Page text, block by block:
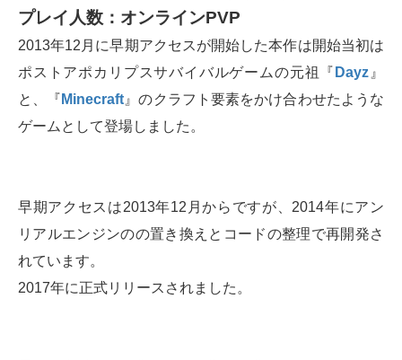
プレイ人数：オンラインPVP
2013年12月に早期アクセスが開始した本作は開始当初は
ポストアポカリプスサバイバルゲームの元祖『 Dayz 』
と、『 Minecraft 』のクラフト要素をかけ合わせたような
ゲームとして登場しました。
早期アクセスは2013年12月からですが、2014年にアン
リアルエンジンのの置き換えとコードの整理で再開発さ
れています。
2017年に正式リリースされました。